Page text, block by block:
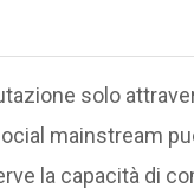
solo
mainstream
la capacità di